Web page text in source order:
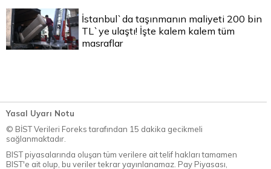
İstanbul`da taşınmanın maliyeti 200 bin
TL`ye ulaştı! İşte kalem kalem tüm
masraflar
Yasal Uyarı Notu
© BİST Verileri Foreks tarafından 15 dakika gecikmeli
sağlanmaktadır.
BIST piyasalarında oluşan tüm verilere ait telif hakları tamamen
BIST'e ait olup, bu veriler tekrar yayınlanamaz. Pay Piyasası,